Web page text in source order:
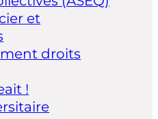
et
droits
!